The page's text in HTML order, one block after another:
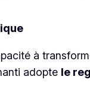
à
adopte le